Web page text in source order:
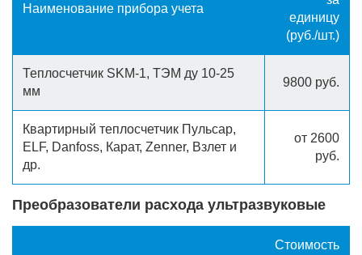
Наименование прибора учета
единицу
(руб./шт.)
Теплосчетчик SKM-1, ТЭМ ду 10-25
мм
9800 руб.
Квартирный теплосчетчик Пульсар,
ELF, Danfoss, Карат, Zenner, Взлет и
др.
от 2600
руб.
Преобразователи расхода ультразвуковые
Стоимость